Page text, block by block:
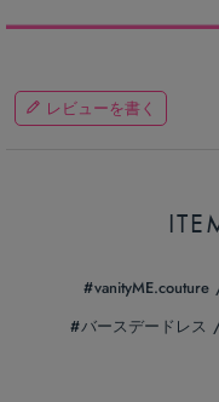
レビューを書く
vanityME.couture
バースデードレス